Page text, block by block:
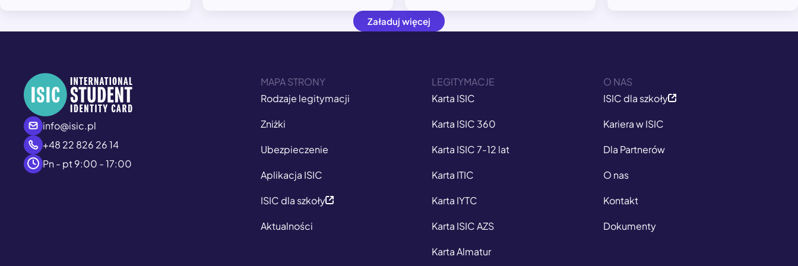
Załaduj więcej
info@isic.pl
+48 22 826 26 14
Pn - pt 9:00 - 17:00
MAPA STRONY
Rodzaje legitymacji
Zniżki
Ubezpieczenie
Aplikacja ISIC
ISIC dla szkoły
Aktualności
O NAS
ISIC dla szkoły
Kariera w ISIC
Dla Partnerów
O nas
Kontakt
Dokumenty
LEGITYMACJE
Karta ISIC
Karta ISIC 360
Karta ISIC 7-12 lat
Karta ITIC
Karta IYTC
Karta ISIC AZS
Karta Almatur